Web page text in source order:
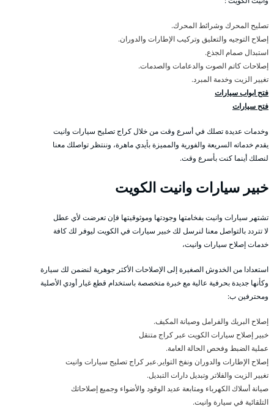
تصليح المحرك وشرائط المحرك.
إصلاح التوجيه والتعليق وتركيب الإطارات والدوران.
استبدال صمام الجذع.
إصلاحات كاتم الصوت والدعامات والصدمات.
تغيير الزيت وخدمة المبرد.
فتح ابواب سيارات
فتح سيارات
وخدمات عديدة تصلك في أسرع وقت من خلال كراج تصليح سيارات وانيت
يقدم خدماته السريعة والفورية والمميزة بأيدي ماهرة، وننتظر تواصلك معنا
لنصلك أينما كنت بأسرع وقت.
خبير سيارات وانيت الكويت
تشتهر سيارات وانيت بفخامتها وجودتها وموثوقيتها فإن تعرضت لأي عطل
لا تتردد بالتواصل معنا لنرسل لك خبير سيارات في الكويت ليوفر لك كافة
خدمات إصلاح سيارات وانيت،
استعدادا من الخدوش الصغيرة إلى الإصلاحات الأكثر جوهرية لنضمن لك سيارة
وكأنها جديدة بحرفية عالية مع خبرة متخصصة باستخدام قطع غيار أودي الأصلية
ومحترفين ب:
إصلاح البريك والفرامل وصيانة المكيف.
خبير إصلاح سيارات الكويت عبر كراج متنقل
عملية الضبط وفحص الحالة العامة.
إصلاح الإطارات والدوران ونفخ التواير.عبر كراج تصليح سيارات وانيت
تغيير الزيت والفلاتر وتبديل دارات التبديل.
صيانة أسلاك الكهرباء ومتابعة عديد الوقود والأضواء وجميع إصلاحاتك
التلقائية في سيارة وانيت.